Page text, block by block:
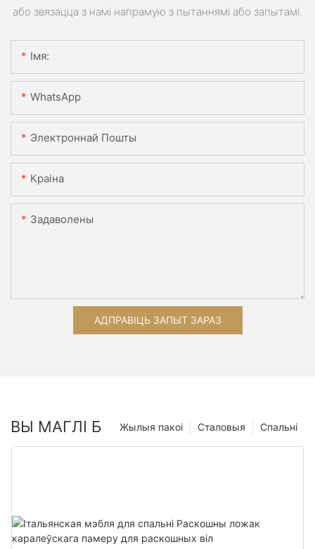
або звязацца з намі напрамую з пытаннямі або запытамі.
Імя:
WhatsApp
Электроннай Пошты
Краіна
Задаволены
АДПРАВІЦЬ ЗАПЫТ ЗАРАЗ
ВЫ МАГЛІ Б Спальні
Сталовыя
Жылыя пакоі